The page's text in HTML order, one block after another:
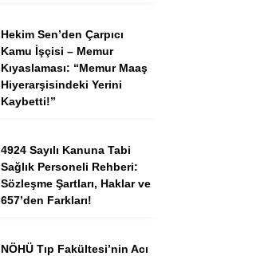
Hekim Sen’den Çarpıcı
Kamu İşçisi – Memur
Kıyaslaması: “Memur Maaş
Hiyerarşisindeki Yerini
Kaybetti!”
4924 Sayılı Kanuna Tabi
Sağlık Personeli Rehberi:
Sözleşme Şartları, Haklar ve
657’den Farkları!
NÖHÜ Tıp Fakültesi’nin Acı